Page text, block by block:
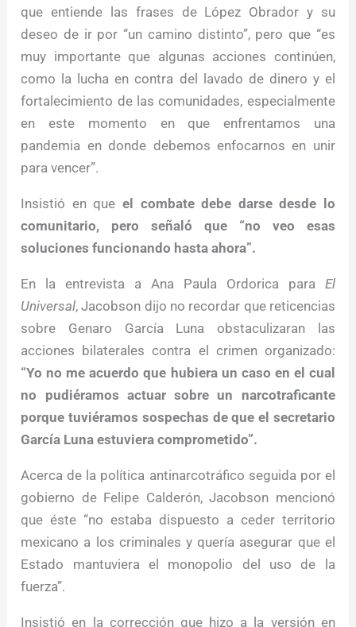
que entiende las frases de López Obrador y su
deseo de ir por “un camino distinto”, pero que “es
muy importante que algunas acciones continúen,
como la lucha en contra del lavado de dinero y el
fortalecimiento de las comunidades, especialmente
en este momento en que enfrentamos una
pandemia en donde debemos enfocarnos en unir
para vencer”.
Insistió en que el combate debe darse desde lo
comunitario, pero señaló que “no veo esas
soluciones funcionando hasta ahora”.
En la entrevista a Ana Paula Ordorica para El
Universal, Jacobson dijo no recordar que reticencias
sobre Genaro García Luna obstaculizaran las
acciones bilaterales contra el crimen organizado:
“Yo no me acuerdo que hubiera un caso en el cual
no pudiéramos actuar sobre un narcotraficante
porque tuviéramos sospechas de que el secretario
García Luna estuviera comprometido”.
Acerca de la política antinarcotráfico seguida por el
gobierno de Felipe Calderón, Jacobson mencionó
que éste “no estaba dispuesto a ceder territorio
mexicano a los criminales y quería asegurar que el
Estado mantuviera el monopolio del uso de la
fuerza”.
Insistió en la corrección que hizo a la versión en